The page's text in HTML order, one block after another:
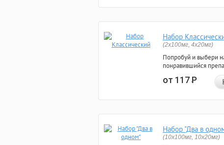
Набор
(2x100мг, 4x20мг)
Попробуй и выбери
понравившийся
от 117Р
Набор "Два в
(10x100мг, 10x20мг)